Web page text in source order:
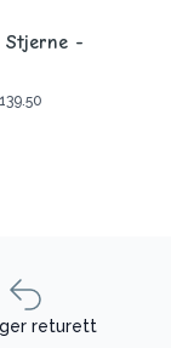
Stjerne -
returett